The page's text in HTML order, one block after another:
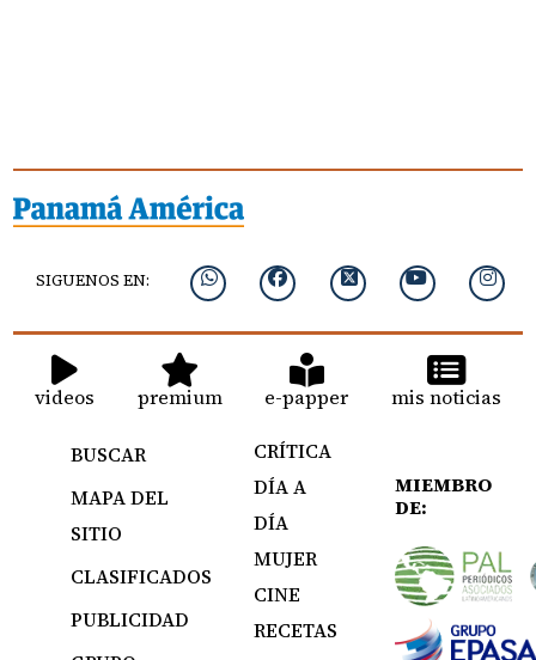
SIGUENOS EN:
videos premium e-papper mis noticias
BUSCAR
MAPA DEL
SITIO
CLASIFICADOS
PUBLICIDAD
CRÍTICA
DÍA A
DÍA
MUJER
CINE
RECETAS
MIEMBRO
DE: